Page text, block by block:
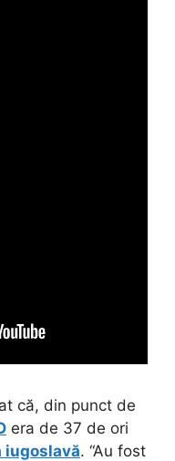
că, din punct de
era de 37 de ori
iugoslavă. “Au fost